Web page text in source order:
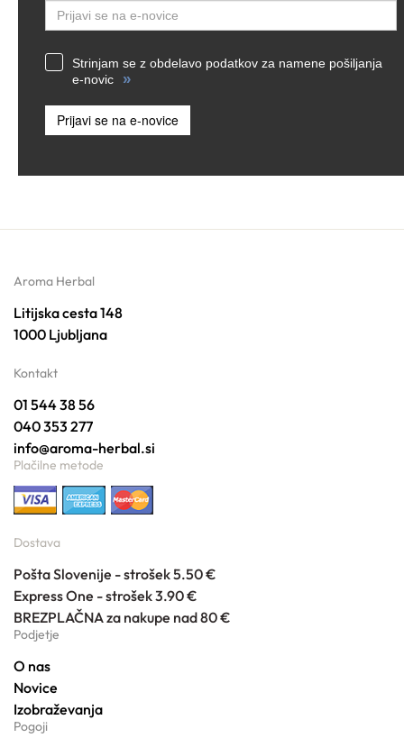
Strinjam se z obdelavo podatkov za namene pošiljanja
e-novic
»
Prijavi se na e-novice
Aroma Herbal
Litijska cesta 148
1000 Ljubljana
Kontakt
01 544 38 56
040 353 277
info@aroma-herbal.si
Plačilne metode
Dostava
Pošta Slovenije - strošek 5.50 €
Express One - strošek 3.90 €
BREZPLAČNA za nakupe nad 80 €
Podjetje
O nas
Novice
Izobraževanja
Pogoji